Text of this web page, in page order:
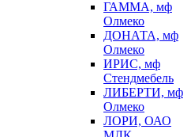
ГАММА, мф
Олмеко
ДОНАТА, мф
Олмеко
ИРИС, мф
Стендмебель
ЛИБЕРТИ, мф
Олмеко
ЛОРИ, ОАО